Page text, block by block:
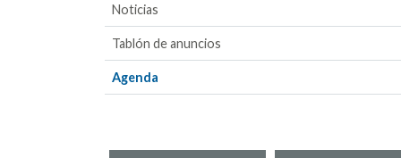
Noticias
Tablón de anuncios
Agenda